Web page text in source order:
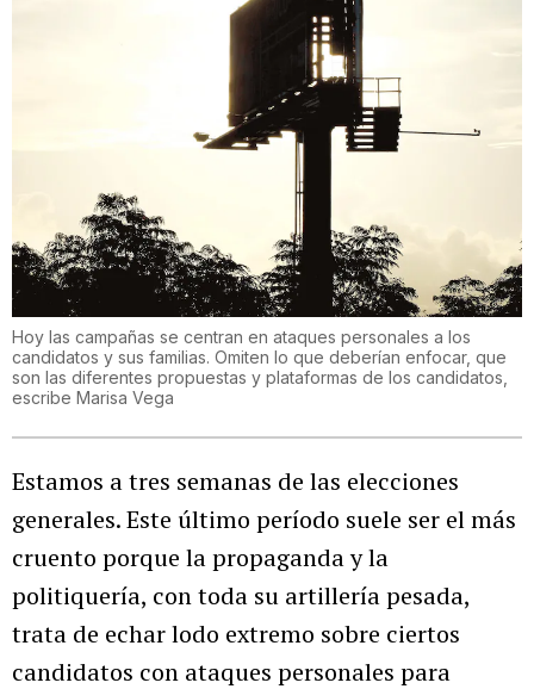
Hoy las campañas se centran en ataques personales a los
candidatos y sus familias. Omiten lo que deberían enfocar, que
son las diferentes propuestas y plataformas de los candidatos,
escribe Marisa Vega
Estamos a tres semanas de las elecciones
generales. Este último período suele ser el más
cruento porque la propaganda y la
politiquería, con toda su artillería pesada,
trata de echar lodo extremo sobre ciertos
candidatos con ataques personales para